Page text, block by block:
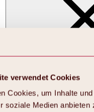
verwendet Cookies
Cookies, um Inhalte
soziale Medien